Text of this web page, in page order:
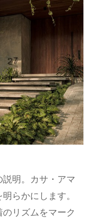
明。カサ・アマ
らかにします。
リズムをマーク